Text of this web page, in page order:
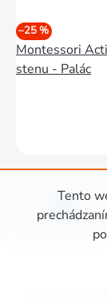
Tento
–25 %
Montessori
stenu - Palác
Ovládacie
Hore